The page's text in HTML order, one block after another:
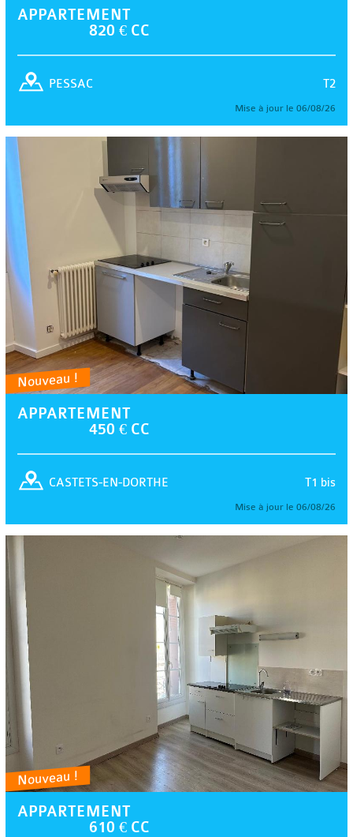
APPARTEMENT
820 € CC
T2
PESSAC
Mise à jour le 06/08/26
Nouveau !
APPARTEMENT
450 € CC
T1 bis
CASTETS-EN-DORTHE
Mise à jour le 06/08/26
Nouveau !
APPARTEMENT
610 € CC